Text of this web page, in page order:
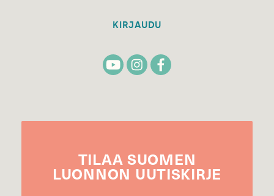
KIRJAUDU
TILAA SUOMEN
LUONNON UUTIS­KIRJE